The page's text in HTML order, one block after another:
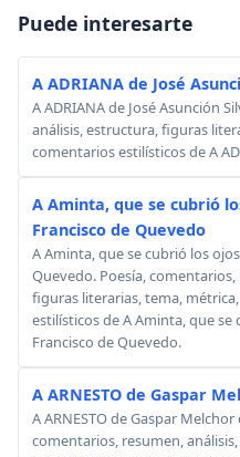
Puede interesarte
A ADRIANA de José
A ADRIANA de José Asunción
análisis, estructura, figuras
comentarios estilísticos de A
A Aminta, que se cubrió
Francisco de Quevedo
A Aminta, que se cubrió los
Quevedo. Poesía,
figuras literarias, tema,
estilísticos de A Aminta, que
Francisco de Quevedo.
A ARNESTO de Gaspar
A ARNESTO de Gaspar Melchor
comentarios, resumen,